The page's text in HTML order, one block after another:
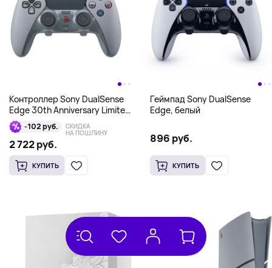
Контроллер Sony DualSense
Edge 30th Anniversary Limited
Edition, серый
-102 руб. СКИДКА
НА ПОШЛИНУ
2 722 руб.
КУПИТЬ
Геймпад Sony DualSense
Edge, белый
896 руб.
КУПИТЬ